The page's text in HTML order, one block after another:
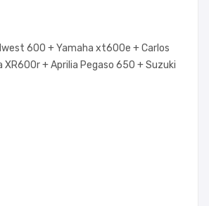
600 +Yamaha xt600e +Carlos
XR600r +Aprilia Pegaso 650 +Suzuki